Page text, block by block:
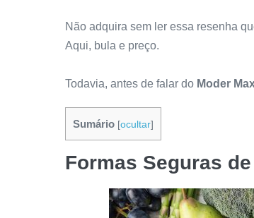
Não adquira sem ler essa resenha
Aqui, bula e preço.
Todavia, antes de falar do Moder
Sumário [ocultar]
Formas Seguras